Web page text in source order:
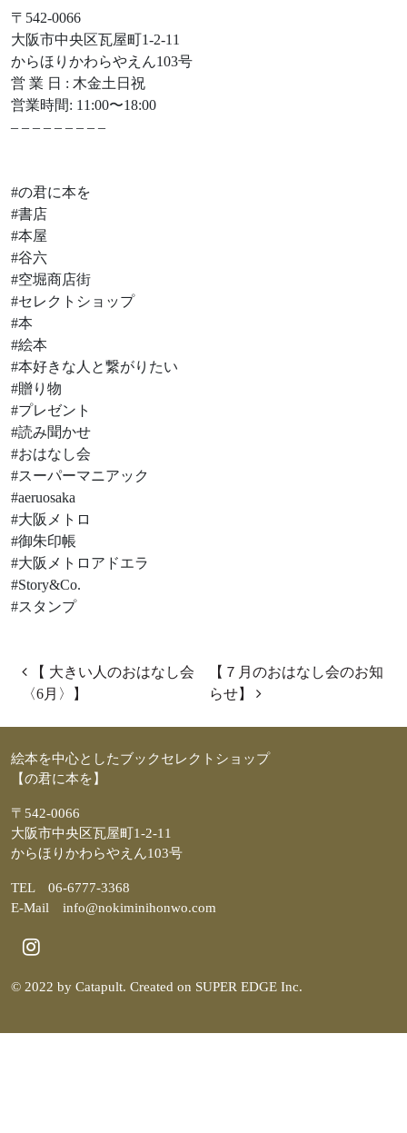
〒542-0066
大阪市中央区瓦屋町1-2-11
からほりかわらやえん103号
営 業 日 : 木金土日祝
営業時間: 11:00〜18:00
– – – – – – – – –
#の君に本を
#書店
#本屋
#谷六
#空堀商店街
#セレクトショップ
#本
#絵本
#本好きな人と繋がりたい
#贈り物
#プレゼント
#読み聞かせ
#おはなし会
#スーパーマニアック
#aeruosaka
#大阪メトロ
#御朱印帳
#大阪メトロアドエラ
#Story&Co.
#スタンプ
投稿ナビゲーション
【 大きい人のおはなし会
〈6月〉】
【７月のおはなし会のお知
らせ】
絵本を中心としたブックセレクトショップ
【の君に本を】
〒542-0066
大阪市中央区瓦屋町1-2-11
からほりかわらやえん103号
TEL 06-6777-3368
E-Mail info@nokiminihonwo.com
© 2022 by Catapult. Created on SUPER EDGE Inc.